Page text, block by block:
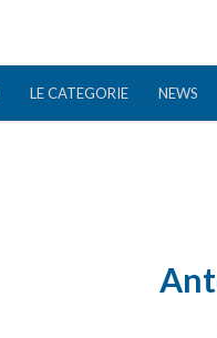
LE CATEGORIE NEWS